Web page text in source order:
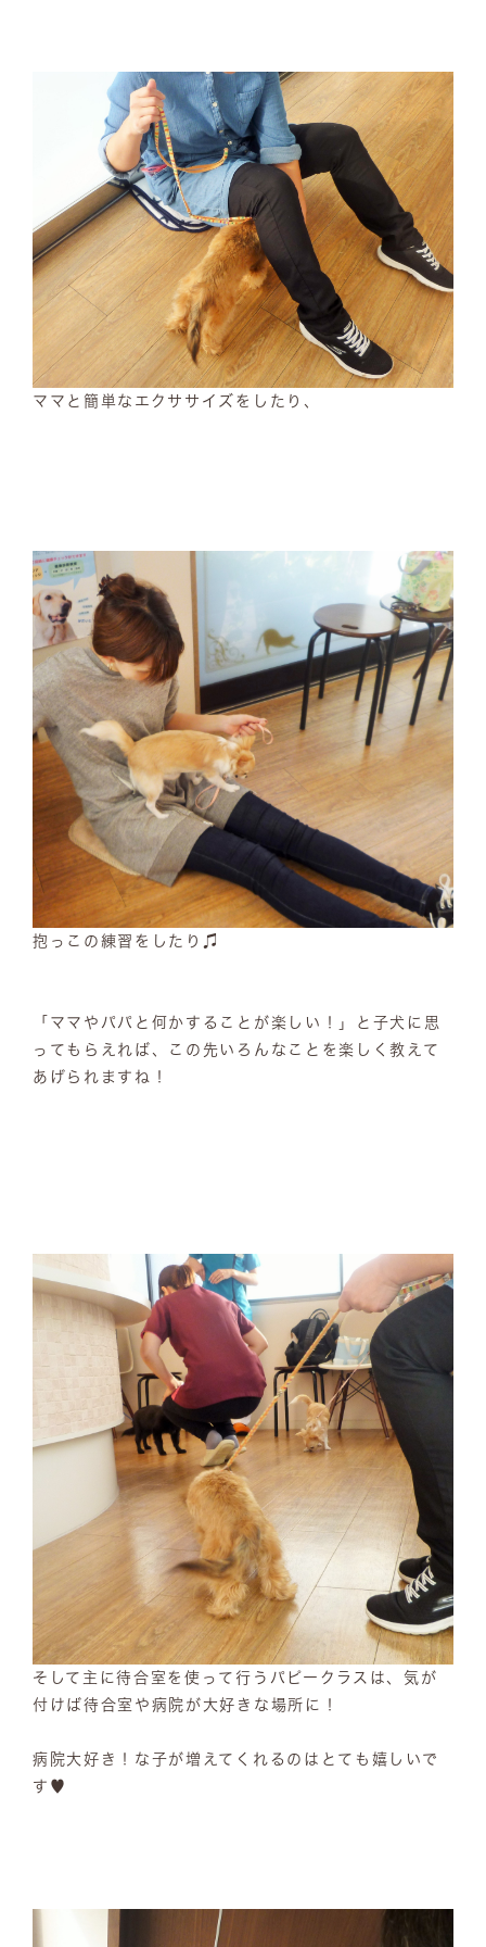
ママと簡単なエクササイズをしたり、
抱っこの練習をしたり♫
「ママやパパと何かすることが楽しい！」と子犬に思
ってもらえれば、この先いろんなことを楽しく教えて
あげられますね！
そして主に待合室を使って行うパピークラスは、気が
付けば待合室や病院が大好きな場所に！
病院大好き！な子が増えてくれるのはとても嬉しいで
す♥